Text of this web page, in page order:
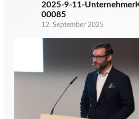
2025-9-11-
00085
12. September 2025